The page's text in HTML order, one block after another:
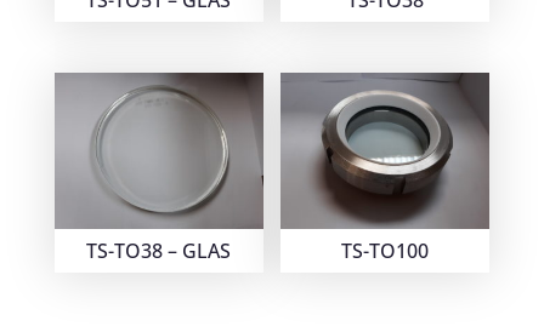
TS-TO38 – GLAS TS-TO100